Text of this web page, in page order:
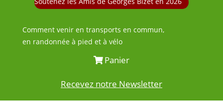
Comment venir en transports en commun,
en randonnée à pied et à vélo
Panier
Recevez notre Newsletter